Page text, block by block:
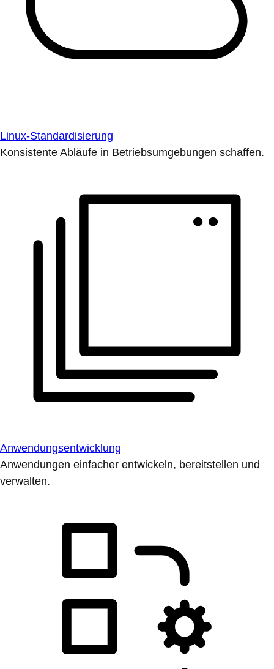
Linux-Standardisierung
Konsistente Abläufe in Betriebsumgebungen schaffen.
Anwendungsentwicklung
Anwendungen einfacher entwickeln, bereitstellen und
verwalten.